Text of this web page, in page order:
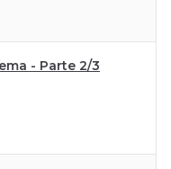
- Parte 2/3